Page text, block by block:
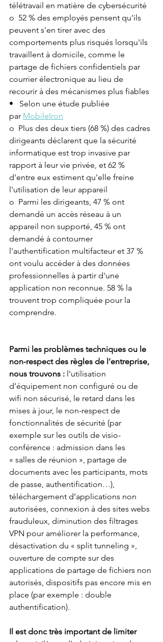
télétravail en matière de cybersécurité
o  52 % des employés pensent qu'ils
peuvent s'en tirer avec des
comportements plus risqués lorsqu'ils
travaillent à domicile, comme le
partage de fichiers confidentiels par
courrier électronique au lieu de
recourir à des mécanismes plus fiables
•   Selon une étude publiée
par MobileIron
o  Plus des deux tiers (68 %) des cadres
dirigeants déclarent que la sécurité
informatique est trop invasive par
rapport à leur vie privée, et 62 %
d'entre eux estiment qu'elle freine
l'utilisation de leur appareil
o  Parmi les dirigeants, 47 % ont
demandé un accès réseau à un
appareil non supporté, 45 % ont
demandé à contourner
l'authentification multifacteur et 37 %
ont voulu accéder à des données
professionnelles à partir d'une
application non reconnue. 58 % la
trouvent trop compliquée pour la
comprendre.
Parmi les problèmes techniques ou le
non-respect des règles de l’entreprise,
nous trouvons : l’utilisation
d’équipement non configuré ou de
wifi non sécurisé, le retard dans les
mises à jour, le non-respect de
fonctionnalités de sécurité (par
exemple sur les outils de visio-
conférence : admission dans les
« salles de réunion », partage de
documents avec les participants, mots
de passe, authentification…),
téléchargement d’applications non
autorisées, connexion à des sites webs
frauduleux, diminution des filtrages
VPN pour améliorer la performance,
désactivation du « split tunneling »,
ouverture de compte sur des
applications de partage de fichiers non
autorisés, dispositifs pas encore mis en
place (par exemple : double
authentification).
Il est donc très important de limiter